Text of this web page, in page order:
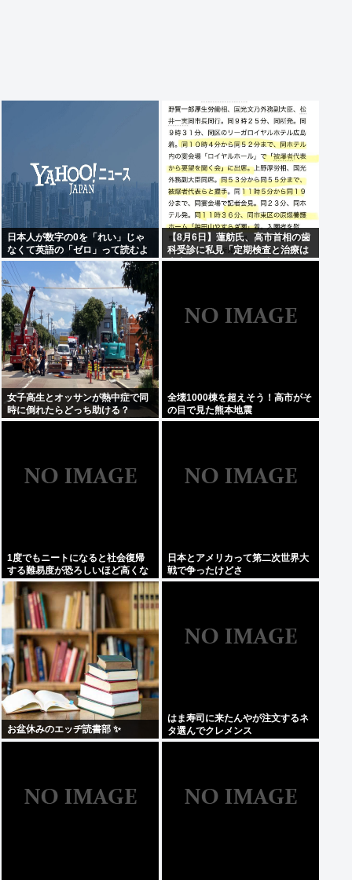
日本人が数字の0を「れい」じゃ
なくて英語の「ゼロ」って読むよ
うになったのってなんでなの？
【8月6日】蓮舫氏、高市首相の歯
科受診に私見「定期検査と治療は
大事ですが…この日を避けて行く
女子高生とオッサンが熱中症で同
時に倒れたらどっち助ける？
全壊1000棟を超えそう！高市がそ
の目で見た熊本地震
1度でもニートになると社会復帰
する難易度が恐ろしいほど高くな
ってしまう件
日本とアメリカって第二次世界大
戦で争ったけどさ
お盆休みのエッヂ読書部 ✨
はま寿司に来たんやが注文するネ
タ選んでクレメンス